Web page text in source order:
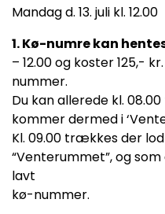
Mandag d. 13. juli kl. 12.00
1. Kø-numre kan
– 12.00 og koster 125,-
nummer.
Du kan allerede kl.
kommer dermed i
Kl. 09.00 trækkes der
“Venterummet”, og
lavt
kø-nummer.